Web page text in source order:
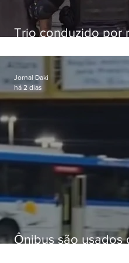
Trio conduzido por
passagens
Ônibus são usados
Jornal Daki
há 2 dias